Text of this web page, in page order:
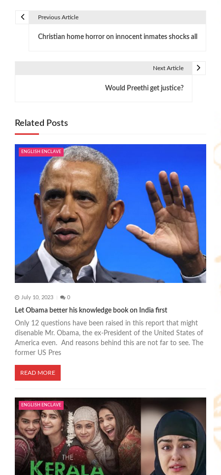
v
Previous Article
Christian home horror on innocent inmates shocks all
Next Article
Would Preethi get justice?
Related Posts
ENGLISH ENCLAVE
July 10, 2023 0
Let Obama better his knowledge book on India first
Only 12 questions have been raised in this report that might
disenable Mr. Obama, the ex-President of the United States of
America even. And reasons behind this are not far to see. The
former US Pres
READ MORE
ENGLISH ENCLAVE